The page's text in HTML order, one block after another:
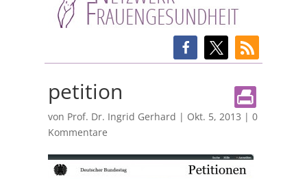
petition
von Prof. Dr. Ingrid Gerhard | Okt. 5, 2013 | 0
Kommentare